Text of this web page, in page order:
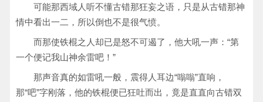
可能那西域人听不懂古错那狂妄之语，只是从古错那神
情中看出一二，所以倒也不是很气愤。
而那使铁棍之人却已是怒不可遏了，他大吼一声：“第
一个便记我山神余雷吧！”
那声音真的如雷吼一般，震得人耳边“嗡嗡”直响，
那“吧”字刚落，他的铁棍便已狂吐而出，竟是直直向古错双